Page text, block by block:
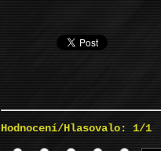
Hodnocení/Hlasovalo: 1/1